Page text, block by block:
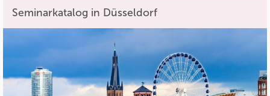
Seminarkatalog in Düsseldorf